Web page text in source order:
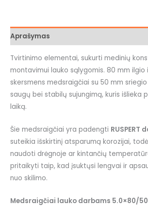
Aprašymas
Tvirtinimo elementai, sukurti medinių
montavimui lauko sąlygomis. 80 mm ilgio
skersmens medsraigčiai su 50 mm
saugų bei stabilų sujungimą, kuris išlieka
laiką.
Šie medsraigčiai yra padengti RUSPERT
suteikia išskirtinį atsparumą korozijai,
naudoti drėgnoje ar kintančių
pritaikyti taip, kad įsuktųsi lengvai ir
nuo skilimo.
Medsraigčiai lauko darbams 5.0×80/50